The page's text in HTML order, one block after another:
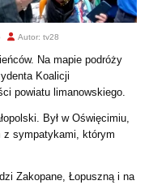
Autor: tv28
Na mapie podróży
Koalicji
powiatu limanowskiego.
Był w Oświęcimiu,
z sympatykami, którym
Zakopane, Łopuszną i na